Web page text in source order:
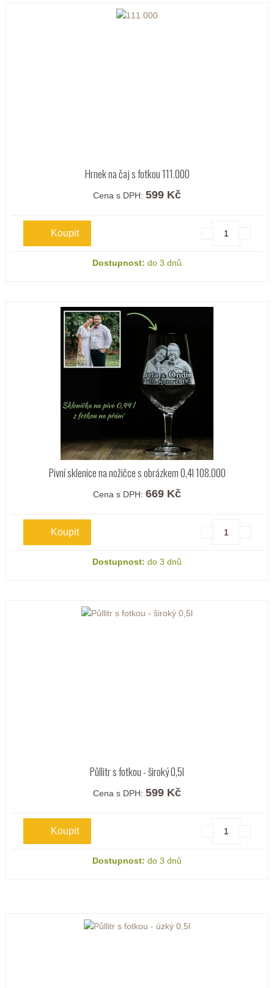
Hrnek na čaj s fotkou 111.000
Cena s DPH: 599 Kč
Dostupnost: do 3 dnů
Pivní sklenice na nožičce s obrázkem 0,4l 108.000
Cena s DPH: 669 Kč
Dostupnost: do 3 dnů
Půllitr s fotkou - široký 0,5l
Cena s DPH: 599 Kč
Dostupnost: do 3 dnů